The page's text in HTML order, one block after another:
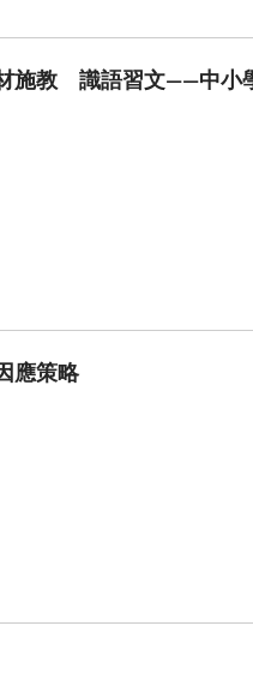
施教 識語習文——中小
應策略